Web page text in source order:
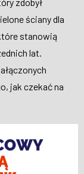
zdobył
ściany dla
stanowią
lat.
jak czekać na